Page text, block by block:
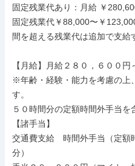
固定残業代あり：月給 ￥
固定残業代￥88,000〜￥
間を超える残業代は追加で支給
【月給】月給２８０，６００
※年齢・経験・能力を考慮の上
す。　　　　　　　　　　　
５０時間分の定額時間外手当を
【諸手当】
交通費支給　時間外手当（定額
分）　　　　　　　　　　　　